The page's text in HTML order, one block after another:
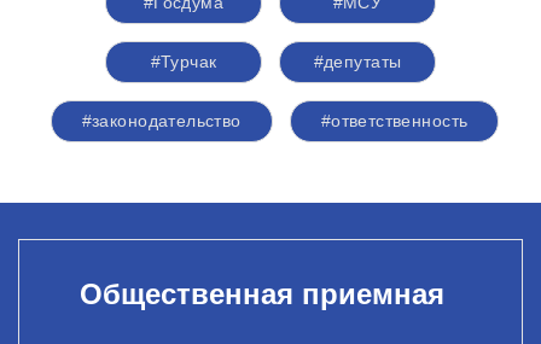
#Турчак #депутаты
#законодательство #ответственность
Общественная приемная